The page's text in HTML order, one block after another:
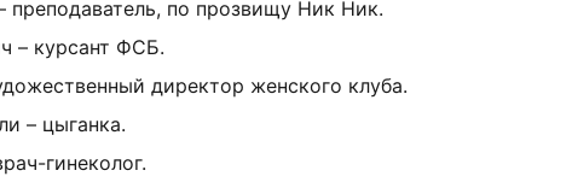
преподаватель, по прозвищу Ник Ник.
– курсант ФСБ.
директор женского клуба.
– цыганка.
гинеколог.